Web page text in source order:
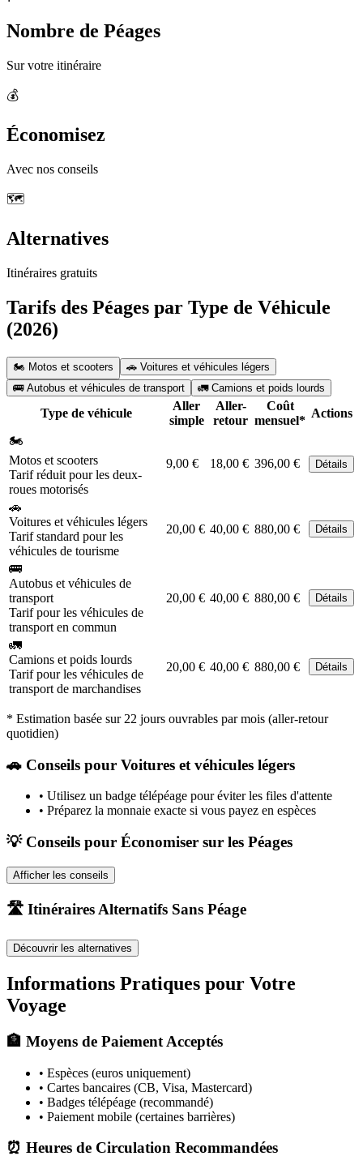
Nombre de Péages
Sur votre itinéraire
💰
Économisez
Avec nos conseils
🗺️
Alternatives
Itinéraires gratuits
Tarifs des Péages par Type de Véhicule
(2026)
🏍️ Motos et scooters
🚗 Voitures et véhicules légers
🚌 Autobus et véhicules de transport
🚛 Camions et poids lourds
Type de véhicule
Aller
simple
Aller-
retour
Coût
mensuel*
Actions
🏍️
Motos et scooters
Tarif réduit pour les deux-
roues motorisés
9,00 € 18,00 € 396,00 € Détails
🚗
Voitures et véhicules légers
Tarif standard pour les
véhicules de tourisme
20,00 € 40,00 € 880,00 € Détails
🚌
Autobus et véhicules de
transport
Tarif pour les véhicules de
transport en commun
20,00 € 40,00 € 880,00 € Détails
🚛
Camions et poids lourds
Tarif pour les véhicules de
transport de marchandises
20,00 € 40,00 € 880,00 € Détails
* Estimation basée sur 22 jours ouvrables par mois (aller-retour
quotidien)
🚗 Conseils pour Voitures et véhicules légers
• Utilisez un badge télépéage pour éviter les files d'attente
• Préparez la monnaie exacte si vous payez en espèces
💡 Conseils pour Économiser sur les Péages
Afficher les conseils
🛣️ Itinéraires Alternatifs Sans Péage
Découvrir les alternatives
Informations Pratiques pour Votre
Voyage
🏦 Moyens de Paiement Acceptés
• Espèces (euros uniquement)
• Cartes bancaires (CB, Visa, Mastercard)
• Badges télépéage (recommandé)
• Paiement mobile (certaines barrières)
⏰ Heures de Circulation Recommandées